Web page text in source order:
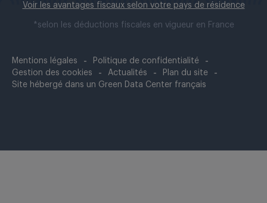
Voir les avantages fiscaux selon votre pays de résidence
*selon les déductions fiscales en vigueur en France
Mentions légales
Politique de confidentialité
Gestion des cookies
Actualités
Plan du site
Site hébergé dans un Green Data Center français